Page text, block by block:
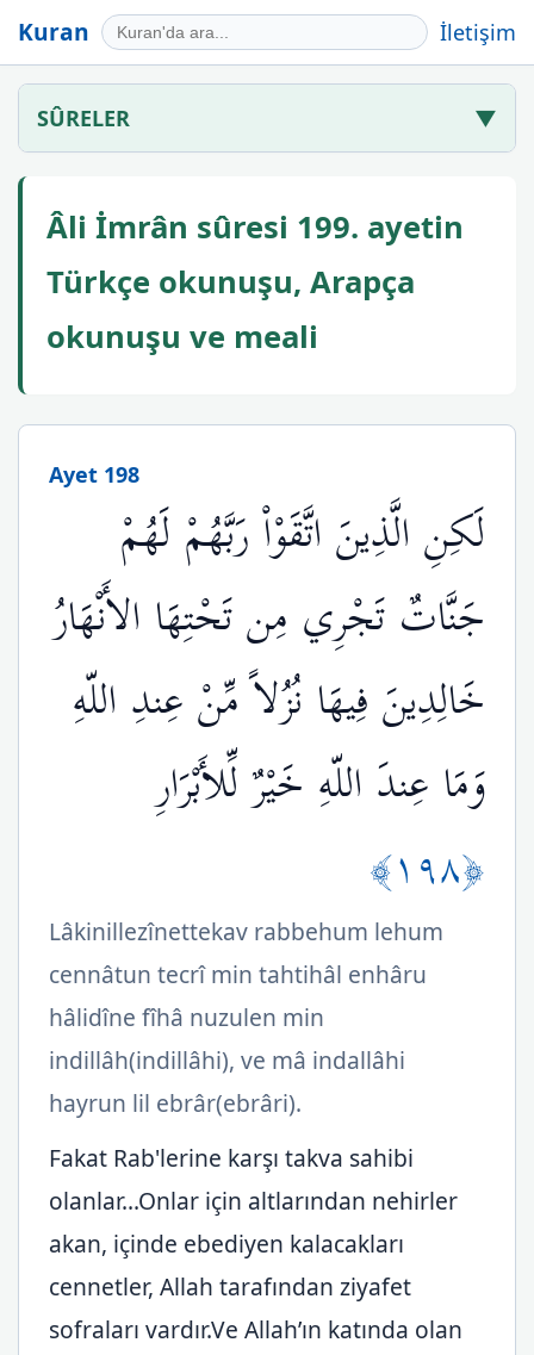
Kuran İletişim
SÛRELER ▼
Âli İmrân sûresi 199. ayetin
Türkçe okunuşu, Arapça
okunuşu ve meali
Ayet 198
لَكِنِ الَّذِينَ اتَّقَوْاْ رَبَّهُمْ لَهُمْ
جَنَّاتٌ تَجْرِي مِن تَحْتِهَا الأَنْهَارُ
خَالِدِينَ فِيهَا نُزُلاً مِّنْ عِندِ اللّهِ
وَمَا عِندَ اللّهِ خَيْرٌ لِّلأَبْرَارِ
﴿١٩٨﴾
Lâkinillezînettekav rabbehum lehum
cennâtun tecrî min tahtihâl enhâru
hâlidîne fîhâ nuzulen min
indillâh(indillâhi), ve mâ indallâhi
hayrun lil ebrâr(ebrâri).
Fakat Rab'lerine karşı takva sahibi
olanlar...Onlar için altlarından nehirler
akan, içinde ebediyen kalacakları
cennetler, Allah tarafından ziyafet
sofraları vardır.Ve Allah’ın katında olan